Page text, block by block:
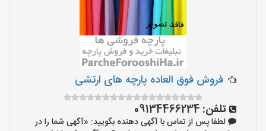
فروش فوق العاده پارچه های ارتشی
تلفن: 09134466234
لطفا پس از تماس با آگهی دهنده بگویید: «آگهی شما را در